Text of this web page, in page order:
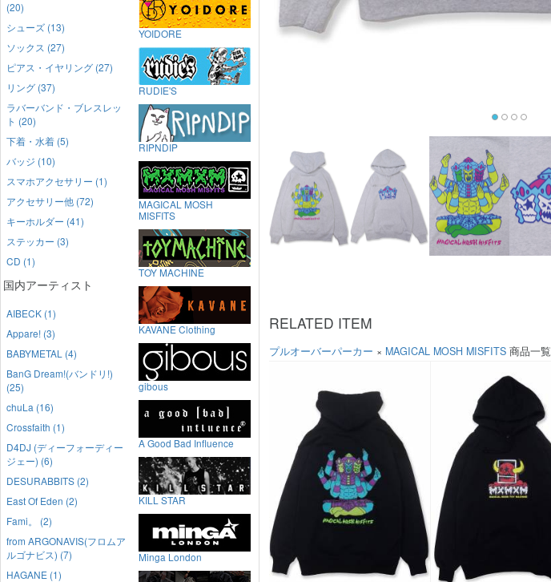
RELATED ITEM
プルオーバーパーカー × MAGICAL MOSH MISFITS 商品一覧
(20)
シューズ (13)
ソックス (27)
ピアス・イヤリング (27)
リング (37)
ラバーバンド・ブレスレッ
ト (20)
下着・水着 (5)
バッジ (10)
スマホアクセサリー (1)
アクセサリー他 (72)
キーホルダー (41)
ステッカー (3)
CD (1)
国内アーティスト
AIBECK (1)
Appare! (3)
BABYMETAL (4)
BanG Dream!(バンドリ!)
(25)
chuLa (16)
Crossfaith (1)
D4DJ (ディーフォーディー
ジェー) (6)
DESURABBITS (2)
East Of Eden (2)
Fami。 (2)
from ARGONAVIS(フロムア
ルゴナビス) (7)
HAGANE (1)
YOIDORE
RUDIE'S
RIPNDIP
MAGICAL MOSH
MISFITS
TOY MACHINE
KAVANE Clothing
gibous
A Good Bad Influence
KILL STAR
Minga London